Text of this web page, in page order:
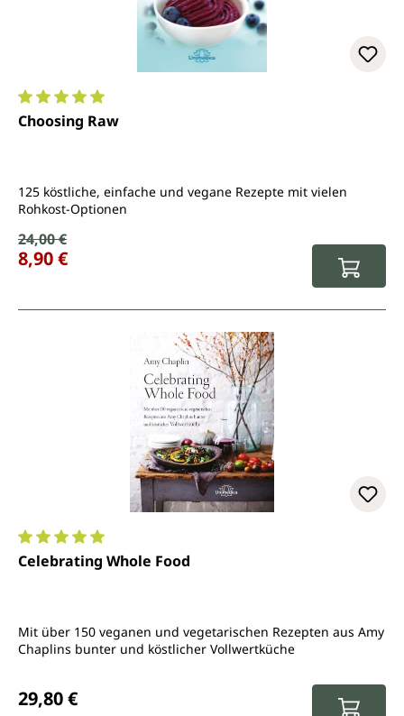
Durchschnittliche Bewertung von 5 von 5 Sternen
Choosing Raw
125 köstliche, einfache und vegane Rezepte mit vielen
Rohkost-Optionen
Verkaufspreis:
Regulärer Preis:
24,00 €
8,90 €
Durchschnittliche Bewertung von 5 von 5 Sternen
Celebrating Whole Food
Mit über 150 veganen und vegetarischen Rezepten aus Amy
Chaplins bunter und köstlicher Vollwertküche
29,80 €